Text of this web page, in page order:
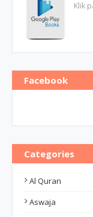
Klik
Facebook
Categories
Al Quran
Aswaja